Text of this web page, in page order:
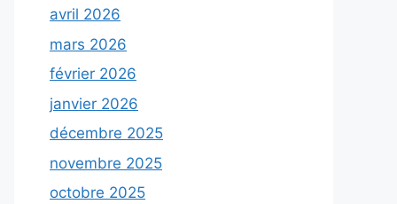
avril 2026
mars 2026
février 2026
janvier 2026
décembre 2025
novembre 2025
octobre 2025